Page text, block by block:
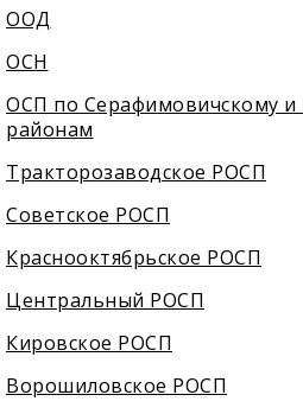
ООД
ОСН
ОСП по Серафимовичскому и
районам
Тракторозаводское РОСП
Советское РОСП
Краснооктябрьское РОСП
Центральный РОСП
Кировское РОСП
Ворошиловское РОСП